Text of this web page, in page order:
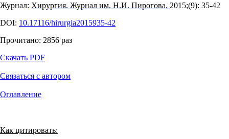
Журнал: Хирургия. Журнал им. Н.И. Пирогова. 2015;(9): 35‑42
DOI: 10.17116/hirurgia2015935-42
Прочитано: 2856 раз
Скачать PDF
Связаться с автором
Оглавление
Как цитировать: